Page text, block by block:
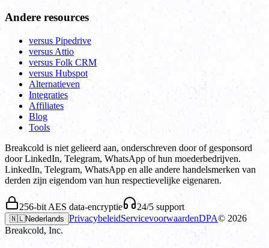
Andere resources
versus Pipedrive
versus Attio
versus Folk CRM
versus Hubspot
Alternatieven
Integraties
Affiliates
Blog
Tools
Breakcold is niet gelieerd aan, onderschreven door of gesponsord
door LinkedIn, Telegram, WhatsApp of hun moederbedrijven.
LinkedIn, Telegram, WhatsApp en alle andere handelsmerken van
derden zijn eigendom van hun respectievelijke eigenaren.
256-bit AES data-encryptie 24/5 support
🇳🇱Nederlands PrivacybeleidServicevoorwaardenDPA© 2026
Breakcold, Inc.